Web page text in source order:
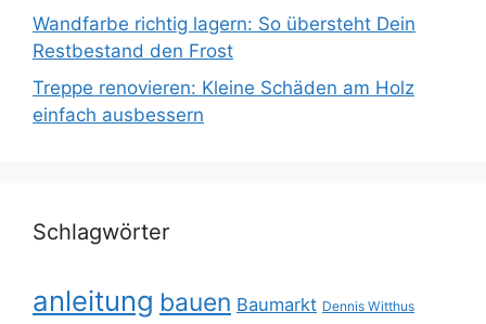
Wandfarbe richtig lagern: So übersteht Dein
Restbestand den Frost
Treppe renovieren: Kleine Schäden am Holz
einfach ausbessern
Schlagwörter
anleitung bauen Baumarkt Dennis Witthus